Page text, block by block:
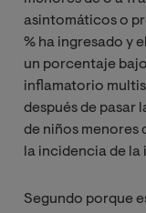
asintomáticos o
% ha ingresado y
un porcentaje
inflamatorio
después de pasar
de niños menores
la incidencia de la
Segundo porque